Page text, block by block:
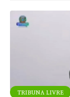
TRIBUNA LIVRE